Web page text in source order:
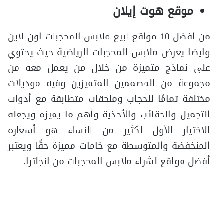
موقع هوت إيلان
من افضل 10 مواقع لبيع ملابس المحجبات اون لاين
وايضا يعرض ملابس المحجبات الرياضية حيث يحتوي
على نماذج متميزة من خلال من يعمل معه من
مجموعة من المصممين المتميزين وفيه موديلات
مختلفة تمامًا للحجاب وملحقات متطابقة مع أدوات
التجميل والحقائب والأحذية وأهم ما يميزه ويجعله
الاختيار الأول لكثير من النساء هو أسعاره
المنخفضة والمتوسطة مع خامات مميزة حقًا ويعتبر
أفضل مواقع لشراء ملابس المحجبات من انجلترا.